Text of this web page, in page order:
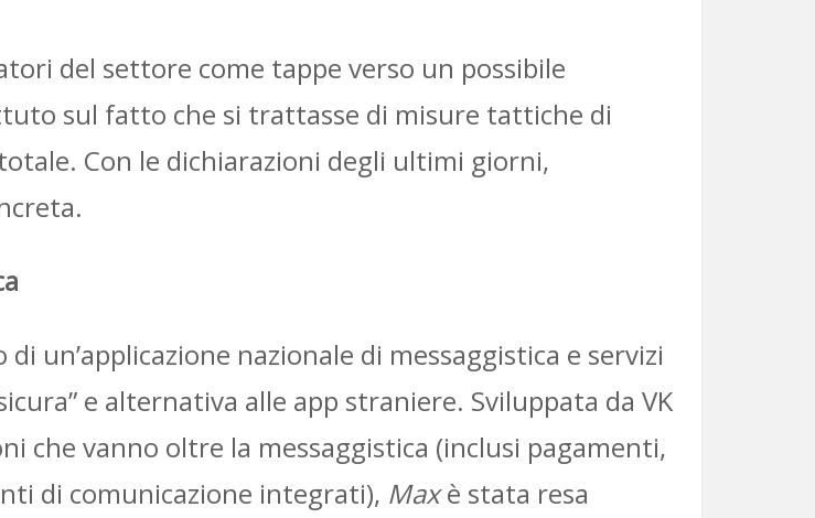
del settore come tappe verso un possibile
sul fatto che si trattasse di misure tattiche di
Con le dichiarazioni degli ultimi giorni,
un’applicazione nazionale di messaggistica e servizi
e alternativa alle app straniere. Sviluppata da VK
che vanno oltre la messaggistica (inclusi pagamenti,
di comunicazione integrati), Maxè stata resa